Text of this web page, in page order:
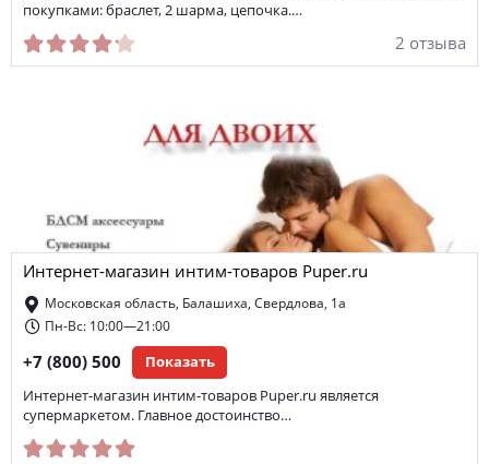
покупками: браслет, 2 шарма, цепочка.…
2 отзыва
Интернет-магазин интим-товаров Puper.ru
Московская область, Балашиха, Свердлова, 1а
Пн-Вс: 10:00—21:00
+7 (800) 500 Показать
Интернет-магазин интим-товаров Puper.ru является
супермаркетом. Главное достоинство…